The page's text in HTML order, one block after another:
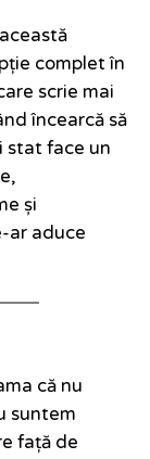
complet în
scrie mai
încearcă să
stat face un
și
ar aduce
că nu
suntem
față de